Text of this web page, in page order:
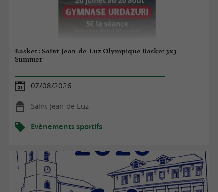
Basket : Saint-Jean-de-Luz Olympique Basket 3x3
Summer
07/08/2026
Saint-Jean-de-Luz
Evènements sportifs